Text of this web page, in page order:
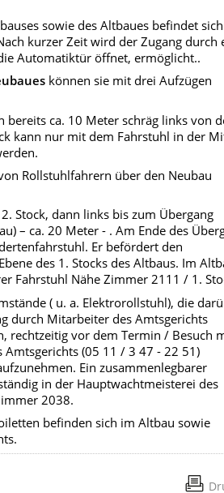
sowie des Altbaues befindet
kurzer Zeit wird der Zugang durch
Automatiktür öffnet, ermöglicht..
können sie mit drei Aufzügen
bereits ca. 10 Meter schräg links von
kann nur mit dem Fahrstuhl in der
Rollstuhlfahrern über den Neubau
Stock, dann links bis zum Übergang
– ca. 20 Meter - . Am Ende des
Er befördert den
des 1. Stocks des Altbaus. Im
Fahrstuhl Nähe Zimmer 2111 / 1.
( u. a. Elektrorollstuhl), die
durch Mitarbeiter des Amtsgerichts
rechtzeitig vor dem Termin / Besuch
Amtsgerichts (05 11 / 3 47 - 22 51)
Ein zusammenlegbarer
in der Hauptwachtmeisterei des
2038.
befinden sich im Altbau sowie